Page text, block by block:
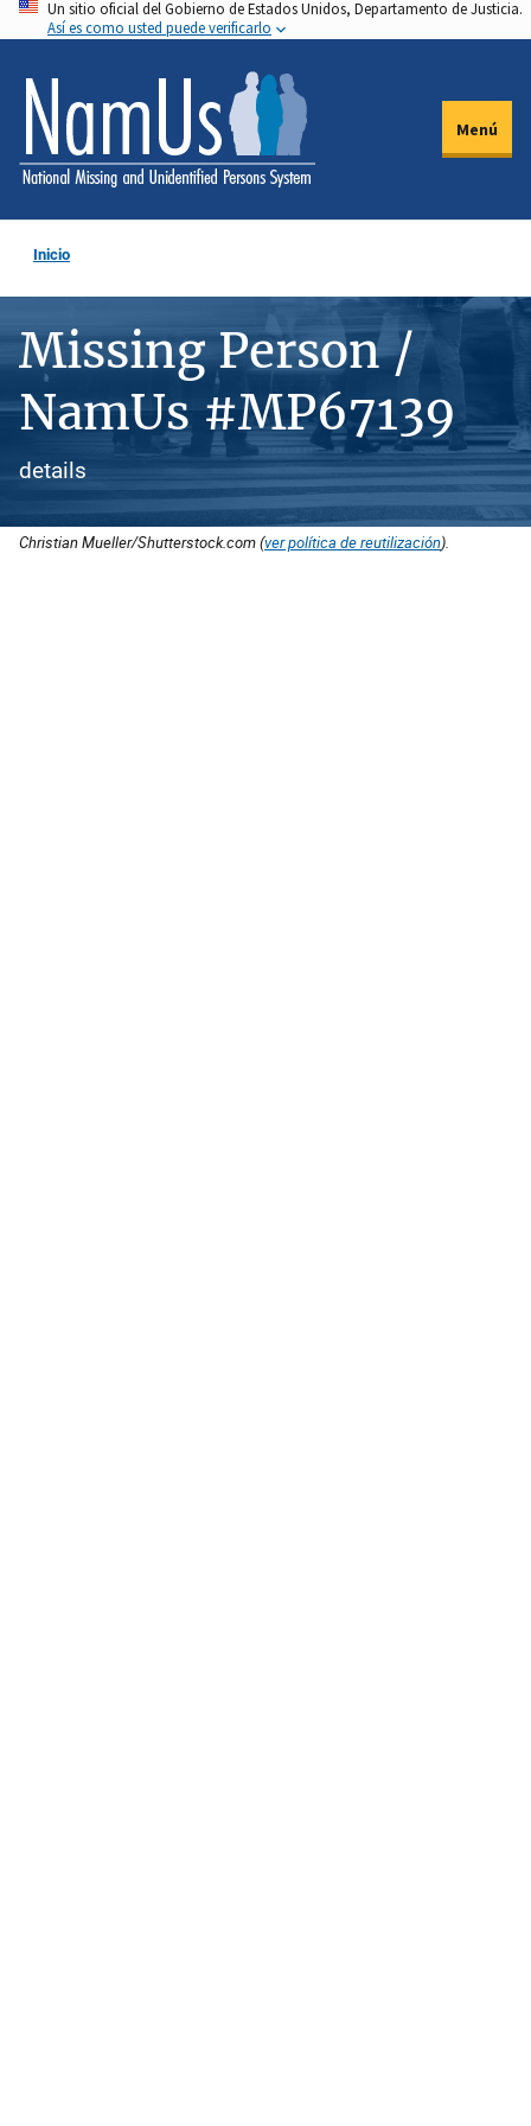
Pasar
al
contenido
principal
Un sitio oficial del Gobierno de Estados Unidos, Departamento de Justicia.
Así es como usted puede verificarlo
Menú
Inicio
Missing Person /
NamUs #MP67139
details
Christian Mueller/Shutterstock.com (ver política de reutilización).